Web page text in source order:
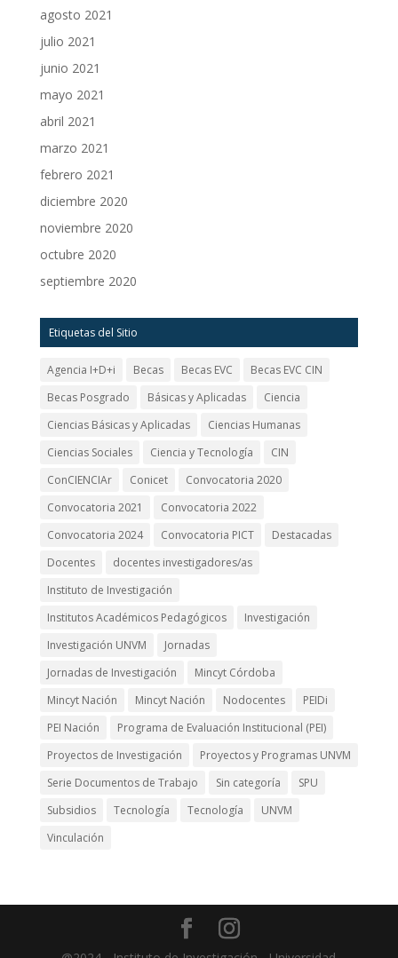
agosto 2021
julio 2021
junio 2021
mayo 2021
abril 2021
marzo 2021
febrero 2021
diciembre 2020
noviembre 2020
octubre 2020
septiembre 2020
Etiquetas del Sitio
Agencia I+D+i Becas Becas EVC
Becas EVC CIN
Becas Posgrado
Básicas y Aplicadas
Ciencia
Ciencias Básicas y Aplicadas
Ciencias Humanas
Ciencias Sociales
Ciencia y Tecnología
CIN
ConCIENCIAr
Conicet
Convocatoria 2020
Convocatoria 2021
Convocatoria 2022
Convocatoria 2024
Convocatoria PICT
Destacadas
Docentes
docentes investigadores/as
Instituto de Investigación
Institutos Académicos Pedagógicos
Investigación
Investigación UNVM
Jornadas
Jornadas de Investigación
Mincyt Córdoba
Mincyt Nación
Mincyt Nación Nodocentes
PEIDi
PEI Nación
Programa de Evaluación Institucional (PEI)
Proyectos de Investigación
Proyectos y Programas UNVM
Serie Documentos de Trabajo
Sin categoría
SPU
Subsidios
Tecnología Tecnología
UNVM
Vinculación